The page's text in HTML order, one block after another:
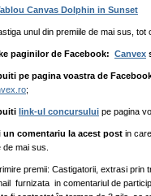
Canvas Dolphin in Sunset
unul din premiile de mai sus,
paginilor de Facebook: Canvex
pe pagina voastra de
;
link-ul concursului pe pagina
un comentariu la acest post in
mai sus.
premii: Castigatorii, extrasi prin
furnizata in comentariul de